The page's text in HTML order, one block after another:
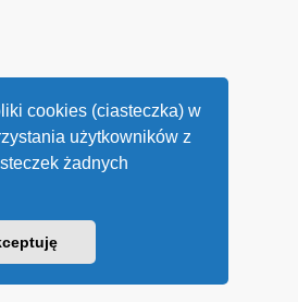
cookies (ciasteczka) w
użytkowników z
żadnych